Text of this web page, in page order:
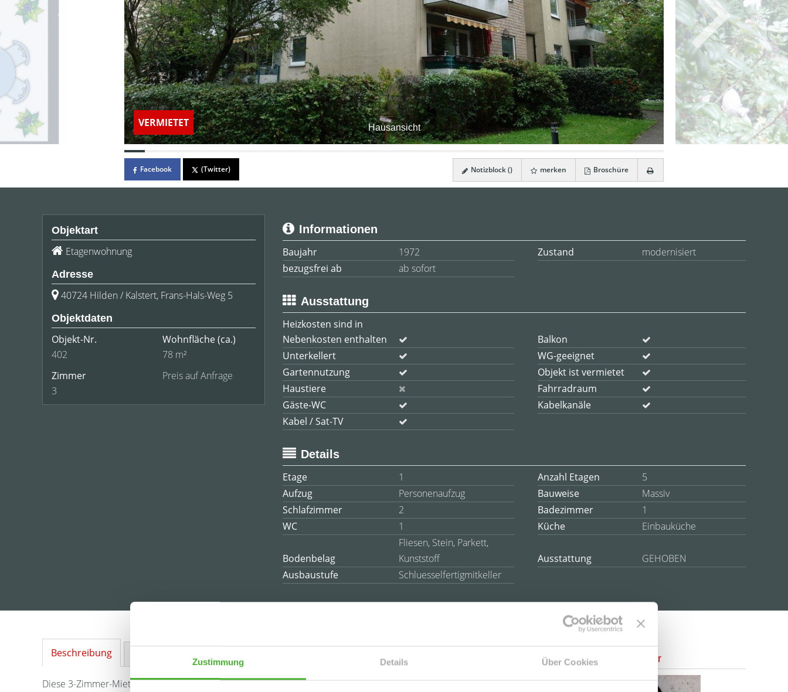
Zustimmung Details Über Cookies
Hausansicht
VERMIETET
Facebook (Twitter) Notizblock () merken Broschüre
Objektart
Etagenwohnung
Adresse
40724 Hilden / Kalstert, Frans-Hals-Weg 5
Objektdaten
Objekt-Nr.
402
Wohnfläche(ca.)
78 m²
Zimmer
3
Preis auf Anfrage
Informationen
Baujahr
1972 Zustand
modernisiert
bezugsfrei ab
ab sofort
Ausstattung
Heizkosten sind in
Nebenkosten enthalten
Balkon
Unterkellert
WG-geeignet
Gartennutzung
Objekt ist vermietet
Haustiere
Fahrradraum
Gäste-WC
Kabelkanäle
Kabel / Sat-TV
Details
Etage
1 Anzahl Etagen
5
Aufzug
Personenaufzug Bauweise
Massiv
Schlafzimmer
2 Badezimmer
1
WC
1 Küche Einbauküche
Bodenbelag
Fliesen, Stein, Parkett,
Kunststoff
Ausstattung
GEHOBEN
Ausbaustufe
Schluesselfertigmitkeller
Beschreibung
Diese 3-Zimmer-Mietwohnung befindet sich im 1.OG eines gepflegten Wohnhauses, welches im Jahre 1972
Ansprechpartner